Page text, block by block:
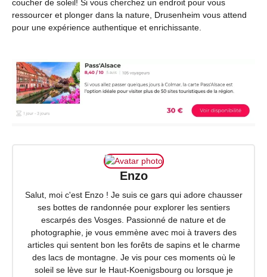
coucher de soleil! Si vous cherchez un endroit pour vous
ressourcer et plonger dans la nature, Drusenheim vous attend
pour une expérience authentique et enrichissante.
Enzo
Salut, moi c'est Enzo ! Je suis ce gars qui adore chausser
ses bottes de randonnée pour explorer les sentiers
escarpés des Vosges. Passionné de nature et de
photographie, je vous emmène avec moi à travers des
articles qui sentent bon les forêts de sapins et le charme
des lacs de montagne. Je vis pour ces moments où le
soleil se lève sur le Haut-Koenigsbourg ou lorsque je